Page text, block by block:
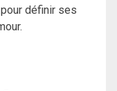
définir ses